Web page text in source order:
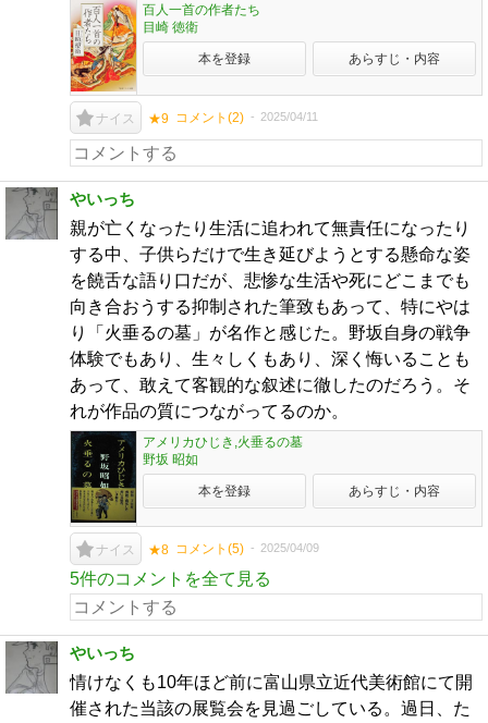
百人一首の作者たち
目崎 徳衛
本を登録 あらすじ・内容
ナイス ★9 コメント(2) 2025/04/11
やいっち
親が亡くなったり生活に追われて無責任になったり
する中、子供らだけで生き延びようとする懸命な姿
を饒舌な語り口だが、悲惨な生活や死にどこまでも
向き合おうする抑制された筆致もあって、特にやは
り「火垂るの墓」が名作と感じた。野坂自身の戦争
体験でもあり、生々しくもあり、深く悔いることも
あって、敢えて客観的な叙述に徹したのだろう。そ
れが作品の質につながってるのか。
アメリカひじき,火垂るの墓
野坂 昭如
本を登録 あらすじ・内容
ナイス ★8 コメント(5) 2025/04/09
5件のコメントを全て見る
やいっち
情けなくも10年ほど前に富山県立近代美術館にて開
催された当該の展覧会を見過ごしている。過日、た